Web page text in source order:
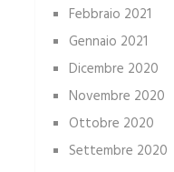
Febbraio 2021
Gennaio 2021
Dicembre 2020
Novembre 2020
Ottobre 2020
Settembre 2020